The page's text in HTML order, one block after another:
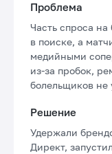
Проблема
Часть спроса
в поиске, а
медийными
из-за пробок,
болельщиков не
Решение
Удержали
Директ,